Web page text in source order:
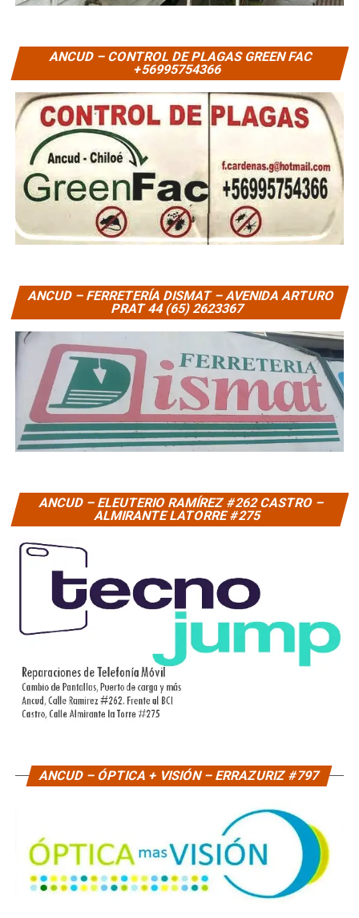
ANCUD – CONTROL DE PLAGAS GREEN FAC
+56995754366
ANCUD – FERRETERÍA DISMAT – AVENIDA ARTURO
PRAT 44 (65) 2623367
ANCUD – ELEUTERIO RAMÍREZ #262 CASTRO –
ALMIRANTE LATORRE #275
ANCUD – ÓPTICA + VISIÓN – ERRAZURIZ #797